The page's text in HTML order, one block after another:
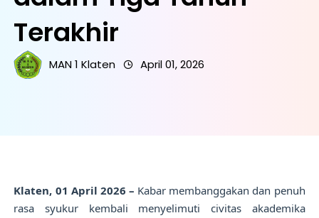
Terakhir
MAN 1 Klaten April 01, 2026
Klaten, 01 April 2026 – Kabar membanggakan dan penuh
rasa syukur kembali menyelimuti civitas akademika